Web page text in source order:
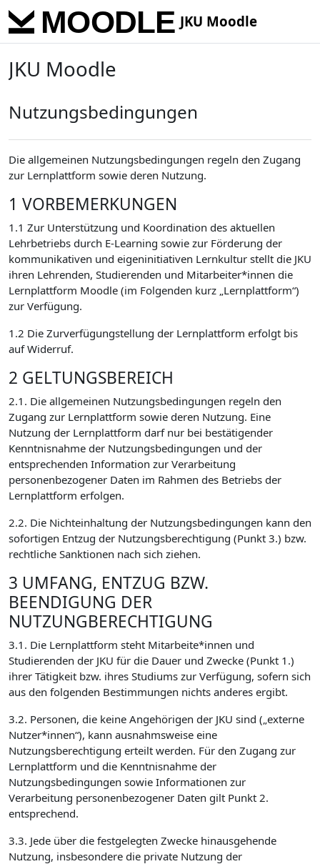
Skip to main content
JKU Moodle
JKU Moodle
Nutzungsbedingungen
Die allgemeinen Nutzungsbedingungen regeln den Zugang
zur Lernplattform sowie deren Nutzung.
1 VORBEMERKUNGEN
1.1 Zur Unterstützung und Koordination des aktuellen
Lehrbetriebs durch E-Learning sowie zur Förderung der
kommunikativen und eigeninitiativen Lernkultur stellt die JKU
ihren Lehrenden, Studierenden und Mitarbeiter*innen die
Lernplattform Moodle (im Folgenden kurz „Lernplattform“)
zur Verfügung.
1.2 Die Zurverfügungstellung der Lernplattform erfolgt bis
auf Widerruf.
2 GELTUNGSBEREICH
2.1. Die allgemeinen Nutzungsbedingungen regeln den
Zugang zur Lernplattform sowie deren Nutzung. Eine
Nutzung der Lernplattform darf nur bei bestätigender
Kenntnisnahme der Nutzungsbedingungen und der
entsprechenden Information zur Verarbeitung
personenbezogener Daten im Rahmen des Betriebs der
Lernplattform erfolgen.
2.2. Die Nichteinhaltung der Nutzungsbedingungen kann den
sofortigen Entzug der Nutzungsberechtigung (Punkt 3.) bzw.
rechtliche Sanktionen nach sich ziehen.
3 UMFANG, ENTZUG BZW.
BEENDIGUNG DER
NUTZUNGBERECHTIGUNG
3.1. Die Lernplattform steht Mitarbeite*innen und
Studierenden der JKU für die Dauer und Zwecke (Punkt 1.)
ihrer Tätigkeit bzw. ihres Studiums zur Verfügung, sofern sich
aus den folgenden Bestimmungen nichts anderes ergibt.
3.2. Personen, die keine Angehörigen der JKU sind („externe
Nutzer*innen“), kann ausnahmsweise eine
Nutzungsberechtigung erteilt werden. Für den Zugang zur
Lernplattform und die Kenntnisnahme der
Nutzungsbedingungen sowie Informationen zur
Verarbeitung personenbezogener Daten gilt Punkt 2.
entsprechend.
3.3. Jede über die festgelegten Zwecke hinausgehende
Nutzung, insbesondere die private Nutzung der